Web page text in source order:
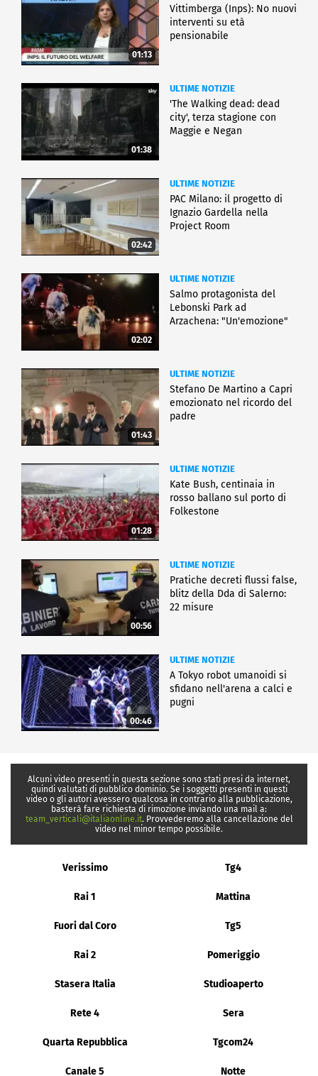
01:13
Vittimberga (Inps): No nuovi
interventi su età
pensionabile
01:38
ULTIME NOTIZIE
'The Walking dead: dead
city', terza stagione con
Maggie e Negan
02:42
ULTIME NOTIZIE
PAC Milano: il progetto di
Ignazio Gardella nella
Project Room
02:02
ULTIME NOTIZIE
Salmo protagonista del
Lebonski Park ad
Arzachena: "Un'emozione"
01:43
ULTIME NOTIZIE
Stefano De Martino a Capri
emozionato nel ricordo del
padre
01:28
ULTIME NOTIZIE
Kate Bush, centinaia in
rosso ballano sul porto di
Folkestone
00:56
ULTIME NOTIZIE
Pratiche decreti flussi false,
blitz della Dda di Salerno:
22 misure
00:46
ULTIME NOTIZIE
A Tokyo robot umanoidi si
sfidano nell'arena a calci e
pugni
Alcuni video presenti in questa sezione sono stati presi da internet,
quindi valutati di pubblico dominio. Se i soggetti presenti in questi
video o gli autori avessero qualcosa in contrario alla pubblicazione,
basterà fare richiesta di rimozione inviando una mail a:
team_verticali@italiaonline.it. Provvederemo alla cancellazione del
video nel minor tempo possibile.
Verissimo Tg4
Rai 1 Mattina
Fuori dal Coro Tg5
Rai 2 Pomeriggio
Stasera Italia Studioaperto
Rete 4 Sera
Quarta Repubblica Tgcom24
Canale 5 Notte